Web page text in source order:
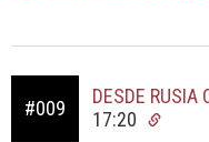
#009
DESDE RUSIA
17:20